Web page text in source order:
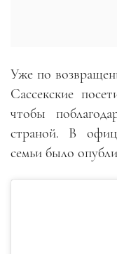
Уже по
Сассекские
чтобы
страной. В
семьи было